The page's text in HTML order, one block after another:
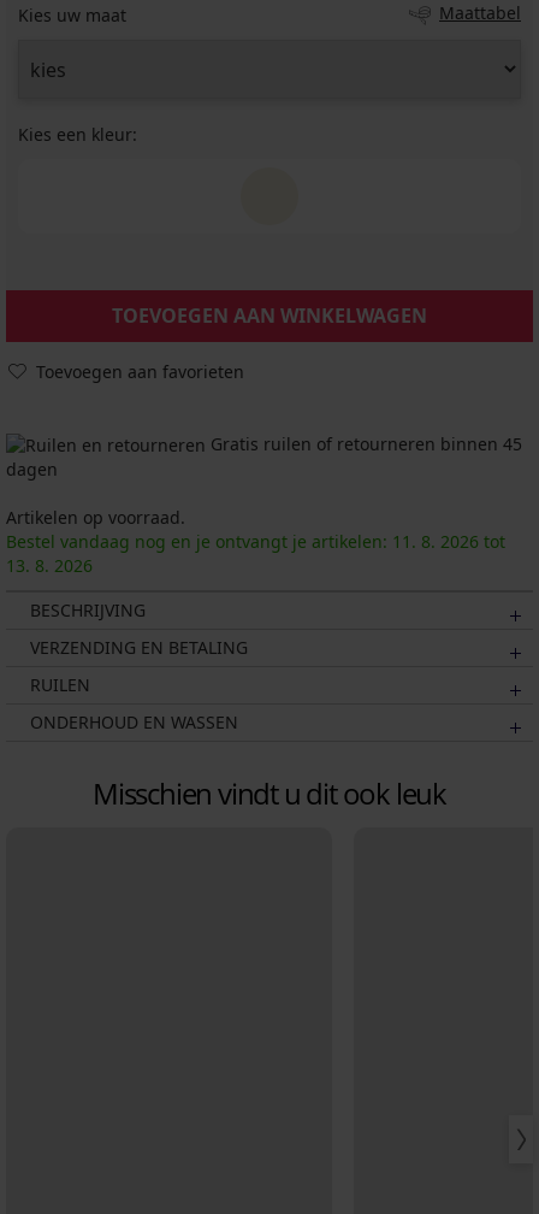
Kies uw maat Maattabel
Kies een kleur:
TOEVOEGEN AAN WINKELWAGEN
Toevoegen aan favorieten
Gratis ruilen of retourneren binnen 45
dagen
Artikelen op voorraad.
Bestel vandaag nog en je ontvangt je artikelen: 11. 8. 2026 tot
13. 8. 2026
BESCHRIJVING
VERZENDING EN BETALING
RUILEN
ONDERHOUD EN WASSEN
Misschien vindt u dit ook leuk